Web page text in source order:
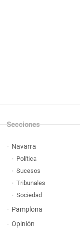
Secciones
Navarra
Política
Sucesos
Tribunales
Sociedad
Pamplona
Opinión